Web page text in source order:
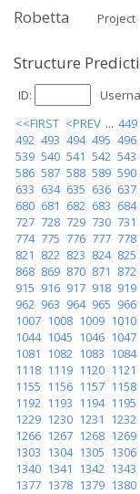
Robetta Project
Structure
ID:
<<FIRST <PREV ... 449
492 493 494 495 496
539 540 541 542 543
586 587 588 589 590
633 634 635 636 637
680 681 682 683 684
727 728 729 730 731
774 775 776 777 778
821 822 823 824 825
868 869 870 871 872
915 916 917 918 919
962 963 964 965 966
1007 1008 1009 1010
1044 1045 1046 1047
1081 1082 1083 1084
1118 1119 1120 1121
1155 1156 1157 1158
1192 1193 1194 1195
1229 1230 1231 1232
1266 1267 1268 1269
1303 1304 1305 1306
1340 1341 1342 1343
1377 1378 1379 1380